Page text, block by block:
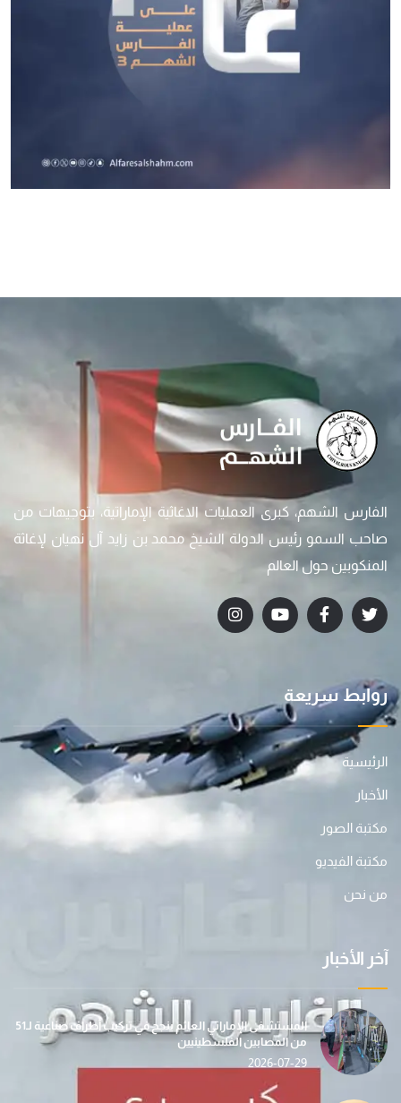
الفارس الشهم، كبرى العمليات الاغاثية الإماراتية، بتوجيهات من
صاحب السمو رئيس الدولة الشيخ محمد بن زايد آل نهيان لإغاثة
المنكوبين حول العالم
روابط سريعة
الرئيسية
الأخبار
مكتبة الصور
مكتبة الفيديو
من نحن
آخر الأخبار
المستشفى الإماراتي العائم ينجح في تركيب أطراف صناعية لـ51
من المصابين الفلسطينيين
2026-07-29